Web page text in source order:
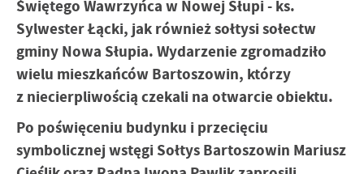
Świętego Wawrzyńca w Nowej Słupi - ks.
Sylwester Łącki, jak również sołtysi sołectw
gminy Nowa Słupia. Wydarzenie zgromadziło
wielu mieszkańców Bartoszowin, którzy
z niecierpliwością czekali na otwarcie obiektu.
Po poświęceniu budynku i przecięciu
symbolicznej wstęgi Sołtys Bartoszowin Mariusz